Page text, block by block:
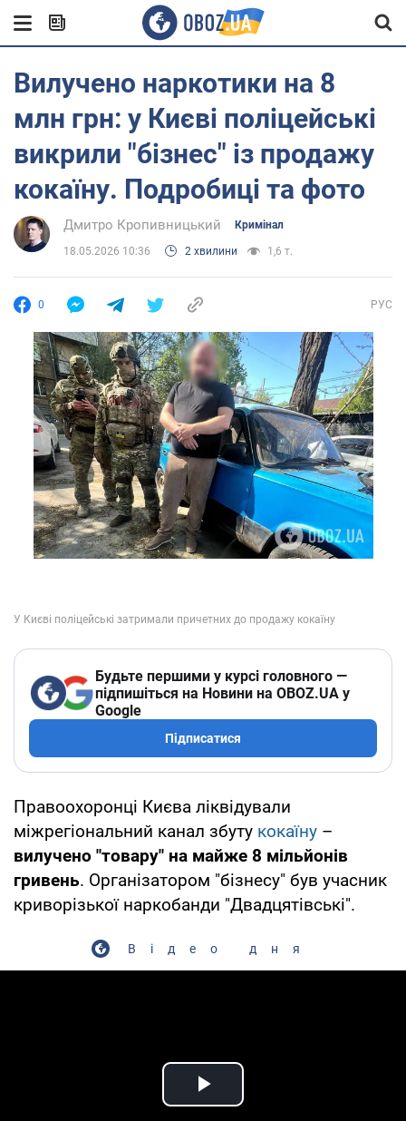
Вилучено наркотики на 8
млн грн: у Києві поліцейські
викрили "бізнес" із продажу
кокаїну. Подробиці та фото
Дмитро Кропивницький Кримінал
18.05.2026 10:36 2 хвилини 1,6 т.
0 РУС
Будьте першими у курсі головного —
підпишіться на Новини на OBOZ.UA у
Google
Підписатися
Правоохоронці Києва ліквідували
міжрегіональний канал збуту кокаїну –
вилучено "товару" на майже 8 мільйонів
гривень. Організатором "бізнесу" був учасник
криворізької наркобанди "Двадцятівські".
Відео дня
Play Video